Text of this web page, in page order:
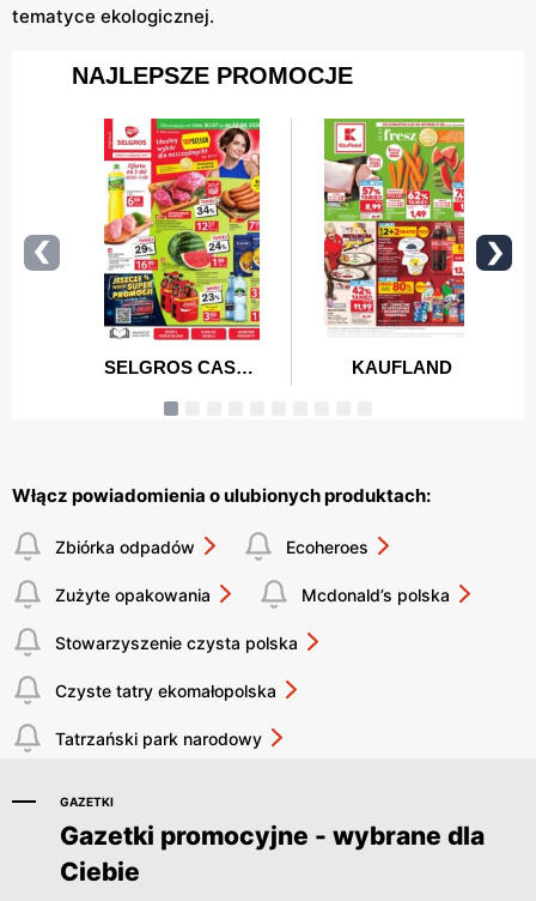
tematyce ekologicznej.
Włącz powiadomienia o ulubionych produktach:
Zbiórka odpadów Ecoheroes
Zużyte opakowania Mcdonald’s polska
Stowarzyszenie czysta polska
Czyste tatry ekomałopolska
Tatrzański park narodowy
GAZETKI
Gazetki promocyjne - wybrane dla
Ciebie